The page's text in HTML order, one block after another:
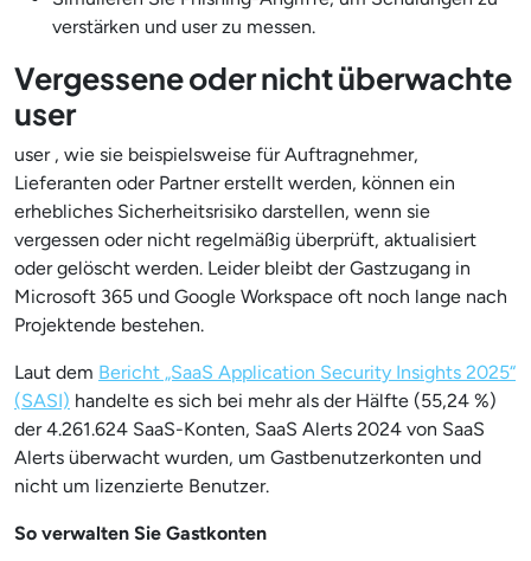
verstärken und user zu messen.
Vergessene oder nicht überwachte
user
user , wie sie beispielsweise für Auftragnehmer,
Lieferanten oder Partner erstellt werden, können ein
erhebliches Sicherheitsrisiko darstellen, wenn sie
vergessen oder nicht regelmäßig überprüft, aktualisiert
oder gelöscht werden. Leider bleibt der Gastzugang in
Microsoft 365 und Google Workspace oft noch lange nach
Projektende bestehen.
Laut dem Bericht „SaaS Application Security Insights 2025“
(SASI) handelte es sich bei mehr als der Hälfte (55,24 %)
der 4.261.624 SaaS-Konten, SaaS Alerts 2024 von SaaS
Alerts überwacht wurden, um Gastbenutzerkonten und
nicht um lizenzierte Benutzer.
So verwalten Sie Gastkonten